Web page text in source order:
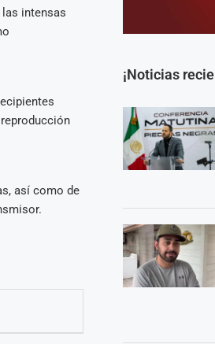
intensas
así como de
¡Noticias